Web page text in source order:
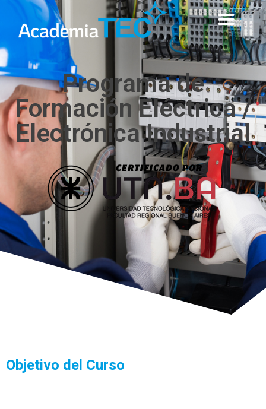
Programa de
Formación Eléctrica /
Electrónica Industrial
Objetivo del Curso